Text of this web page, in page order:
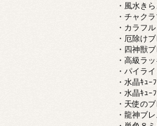
・風水き
・チャク
・カラフ
・厄除け
・四神獣
・高級ラ
・パイラ
・水晶ｷｭ
・水晶ｷｭ
・天使の
・龍神ブ